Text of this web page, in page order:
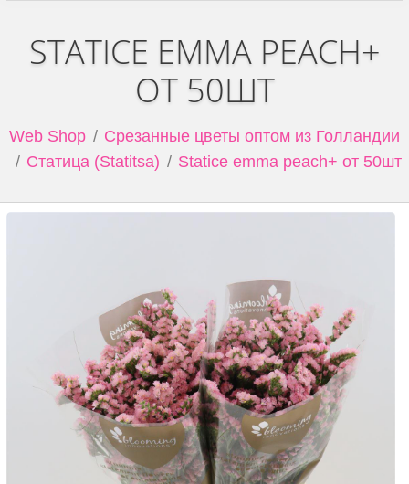
STATICE EMMA PEACH+
ОТ 50ШТ
Web Shop
Срезанные цветы оптом из Голландии
Статица (Statitsa)
Statice emma peach+ от 50шт